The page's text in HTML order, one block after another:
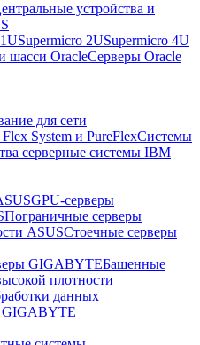
устройства и
Supermicro 2USupermicro 4U
шасси OracleСерверы Oracle
для сети
System и PureFlexСистемы
серверные системы IBM
GPU-серверы
Пограничные серверы
ASUSСтоечные серверы
GIGABYTEБашенные
плотности
данных
GIGABYTE